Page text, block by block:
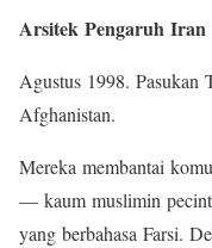
Arsitek Pengaruh Iran
Agustus 1998. Pasukan
Afghanistan.
Mereka membantai
— kaum muslimin
yang berbahasa Farsi.